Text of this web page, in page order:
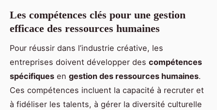
Les compétences clés pour une gestion
efficace des ressources humaines
Pour réussir dans l’industrie créative, les
entreprises doivent développer des compétences
spécifiques en gestion des ressources humaines.
Ces compétences incluent la capacité à recruter et
à fidéliser les talents, à gérer la diversité culturelle